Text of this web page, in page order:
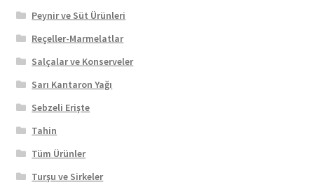
Peynir ve Süt Ürünleri
Reçeller-Marmelatlar
Salçalar ve Konserveler
Sarı Kantaron Yağı
Sebzeli Erişte
Tahin
Tüm Ürünler
Turşu ve Sirkeler